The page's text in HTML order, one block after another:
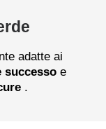
adatte ai
successoe
.